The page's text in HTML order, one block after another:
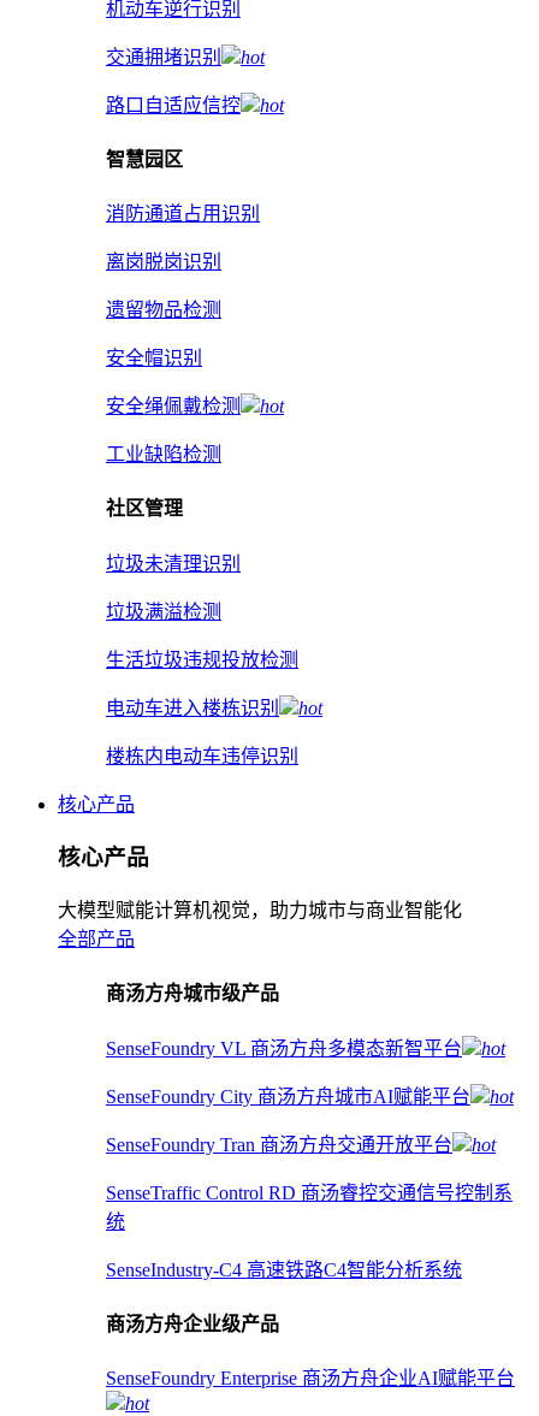
机动车逆行识别
交通拥堵识别 hot
路口自适应信控 hot
智慧园区
消防通道占用识别
离岗脱岗识别
遗留物品检测
安全帽识别
安全绳佩戴检测 hot
工业缺陷检测
社区管理
垃圾未清理识别
垃圾满溢检测
生活垃圾违规投放检测
电动车进入楼栋识别 hot
楼栋内电动车违停识别
核心产品
核心产品
大模型赋能计算机视觉，助力城市与商业智能化
全部产品
商汤方舟城市级产品
SenseFoundry VL 商汤方舟多模态新智平台 hot
SenseFoundry City 商汤方舟城市AI赋能平台 hot
SenseFoundry Tran 商汤方舟交通开放平台 hot
SenseTraffic Control RD 商汤睿控交通信号控制系
统
SenseIndustry-C4 高速铁路C4智能分析系统
商汤方舟企业级产品
SenseFoundry Enterprise 商汤方舟企业AI赋能平台
hot